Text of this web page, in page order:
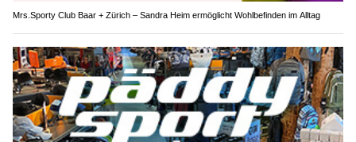
Mrs.Sporty Club Baar + Zürich – Sandra Heim ermöglicht Wohlbefinden im Alltag